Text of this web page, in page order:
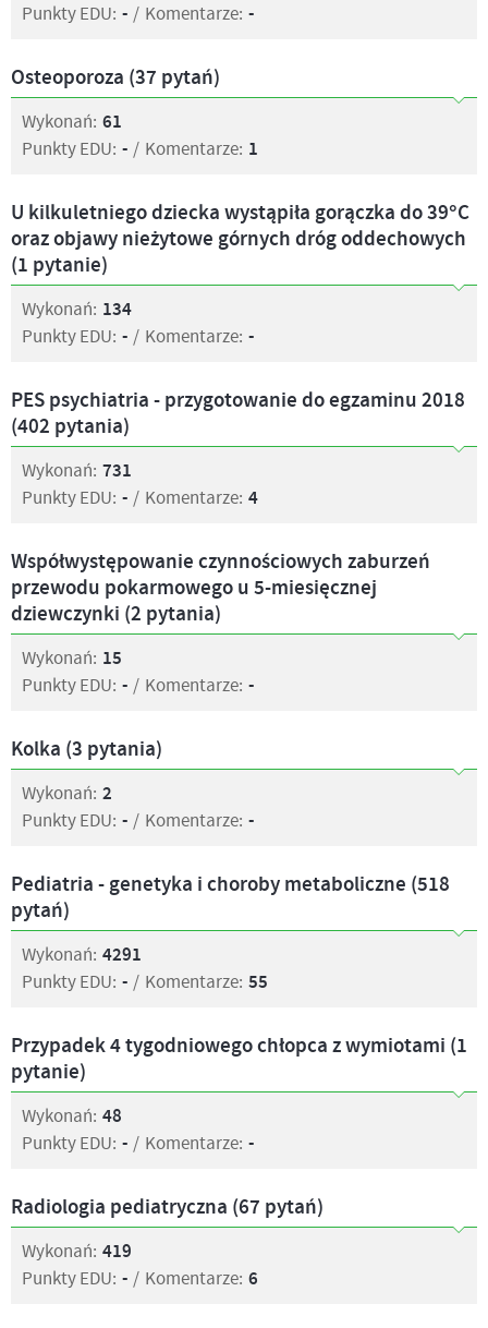
Punkty EDU: - / Komentarze: -
Osteoporoza (37 pytań)
Wykonań: 61
Punkty EDU: - / Komentarze: 1
U kilkuletniego dziecka wystąpiła gorączka do 39°C
oraz objawy nieżytowe górnych dróg oddechowych
(1 pytanie)
Wykonań: 134
Punkty EDU: - / Komentarze: -
PES psychiatria - przygotowanie do egzaminu 2018
(402 pytania)
Wykonań: 731
Punkty EDU: - / Komentarze: 4
Współwystępowanie czynnościowych zaburzeń
przewodu pokarmowego u 5-miesięcznej
dziewczynki (2 pytania)
Wykonań: 15
Punkty EDU: - / Komentarze: -
Kolka (3 pytania)
Wykonań: 2
Punkty EDU: - / Komentarze: -
Pediatria - genetyka i choroby metaboliczne (518
pytań)
Wykonań: 4291
Punkty EDU: - / Komentarze: 55
Przypadek 4 tygodniowego chłopca z wymiotami (1
pytanie)
Wykonań: 48
Punkty EDU: - / Komentarze: -
Radiologia pediatryczna (67 pytań)
Wykonań: 419
Punkty EDU: - / Komentarze: 6